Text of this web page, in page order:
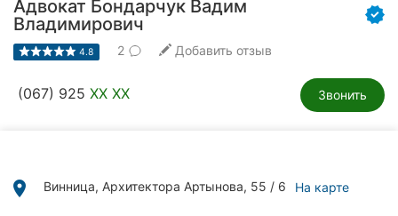
Популярные
рубрики:
Стоматологии
Частные
Адвокат Бондарчук Вадим
Владимирович
4.8 2 Добавить отзыв
(067) 925 XX XX Звонить
place Винница, Архитектора Артынова, 55 / 6 На карте